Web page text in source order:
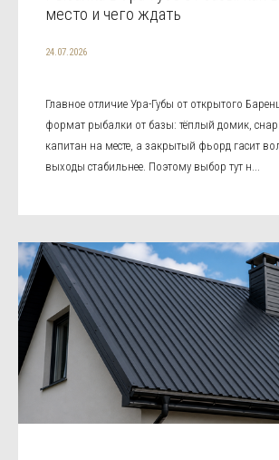
место и чего ждать
24.07.2026
Главное отличие Ура-Губы от открытого
формат рыбалки от базы: тёплый домик,
капитан на месте, а закрытый фьорд гасит
выходы стабильнее. Поэтому выбор тут н...